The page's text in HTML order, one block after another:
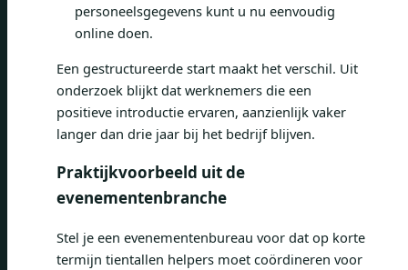
personeelsgegevens kunt u nu eenvoudig
online doen.
Een gestructureerde start maakt het verschil. Uit
onderzoek blijkt dat werknemers die een
positieve introductie ervaren, aanzienlijk vaker
langer dan drie jaar bij het bedrijf blijven.
Praktijkvoorbeeld uit de
evenementenbranche
Stel je een evenementenbureau voor dat op korte
termijn tientallen helpers moet coördineren voor